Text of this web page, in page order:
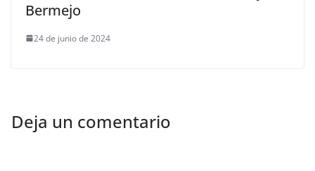
Bermejo
24 de junio de 2024
Deja un comentario